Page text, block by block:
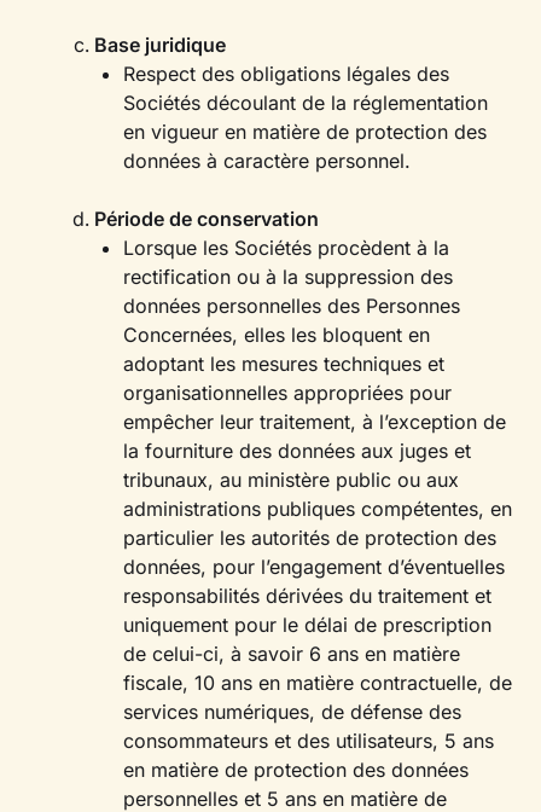
‍Base juridique
Respect des obligations légales des
Sociétés découlant de la réglementation
en vigueur en matière de protection des
données à caractère personnel.
‍Période de conservation
Lorsque les Sociétés procèdent à la
rectification ou à la suppression des
données personnelles des Personnes
Concernées, elles les bloquent en
adoptant les mesures techniques et
organisationnelles appropriées pour
empêcher leur traitement, à l’exception de
la fourniture des données aux juges et
tribunaux, au ministère public ou aux
administrations publiques compétentes, en
particulier les autorités de protection des
données, pour l’engagement d’éventuelles
responsabilités dérivées du traitement et
uniquement pour le délai de prescription
de celui-ci, à savoir 6 ans en matière
fiscale, 10 ans en matière contractuelle, de
services numériques, de défense des
consommateurs et des utilisateurs, 5 ans
en matière de protection des données
personnelles et 5 ans en matière de